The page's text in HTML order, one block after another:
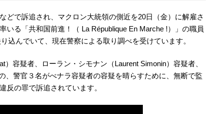
どで訴追され、マクロン大統領の側近を20日（金）に解雇さ
る「共和国前進！（ La République En Marche !）」の職員
込んでいて、現在警察による取り調べを受けています。
容疑者、ローラン・シモナン（Laurent Simonin）容疑者、
、警官３名がべナラ容疑者の容疑を晴らすために、無断で監
反の罪で訴追されています。